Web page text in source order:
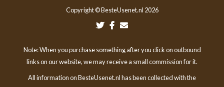
Copyright © BesteUsenet.nl 2026
Note: When you purchase something after you click on outbound
links on our website, we may receive a small commission for it.
All information on BesteUsenet.nl has been collected with the